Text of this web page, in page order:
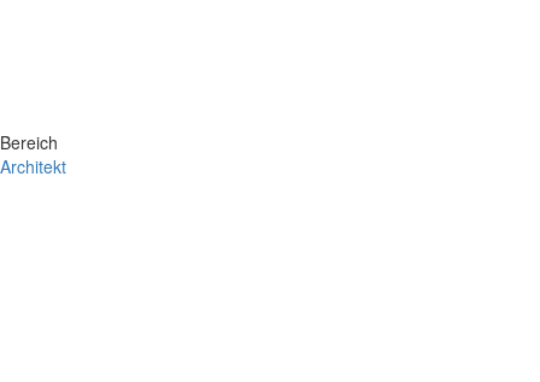
Bereich
Architekt